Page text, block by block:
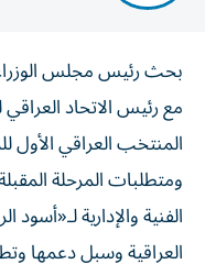
بحث رئيس مجلس الوزراء
مع رئيس الاتحاد
المنتخب العراقي الأول
ومتطلبات المرحلة
الفنية والإدارية
العراقية وسبل دعمها